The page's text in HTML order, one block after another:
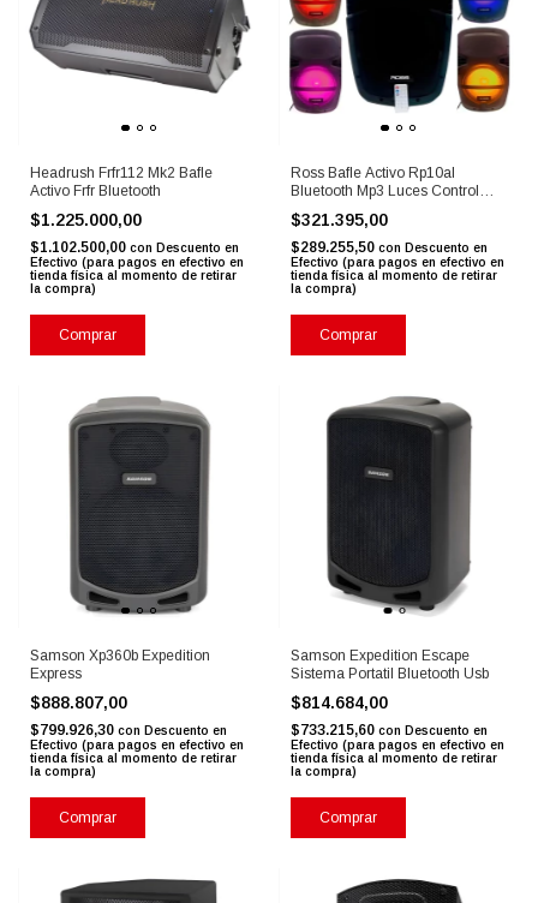
Headrush Frfr112 Mk2 Bafle
Activo Frfr Bluetooth
$1.225.000,00
$1.102.500,00 con Descuento en
Efectivo (para pagos en efectivo en
tienda física al momento de retirar
la compra)
Comprar
Ross Bafle Activo Rp10al
Bluetooth Mp3 Luces Control
Remoto
$321.395,00
$289.255,50 con Descuento en
Efectivo (para pagos en efectivo en
tienda física al momento de retirar
la compra)
Comprar
Samson Xp360b Expedition
Express
$888.807,00
$799.926,30 con Descuento en
Efectivo (para pagos en efectivo en
tienda física al momento de retirar
la compra)
Comprar
Samson Expedition Escape
Sistema Portatil Bluetooth Usb
$814.684,00
$733.215,60 con Descuento en
Efectivo (para pagos en efectivo en
tienda física al momento de retirar
la compra)
Comprar